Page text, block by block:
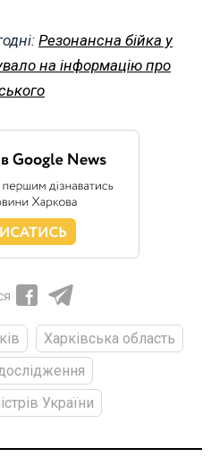
Резонансна бійка у
на інформацію про
Харківська область
України